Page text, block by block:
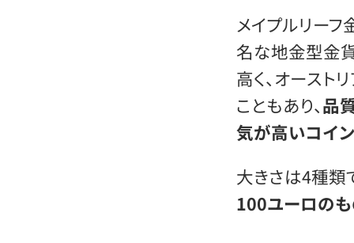
メイプルリー
名な地金型金貨
高く、オースト
こともあり、品
気が高いコイン
大きさは4種類
100ユーロの